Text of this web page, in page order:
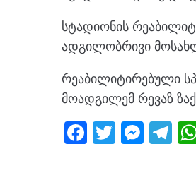
სტადიონის
ადგილობრივი
რეაბილიტირებული
მოადგილემ რევაზ
F
T
M
T